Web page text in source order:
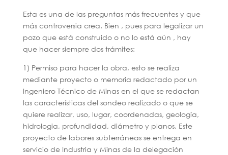
Esta es una de las preguntas más frecuentes y que
más controversia crea. Bien , pues para legalizar un
pozo que está construido o no lo está aún , hay
que hacer siempre dos trámites:
1) Permiso para hacer la obra, esto se realiza
mediante proyecto o memoria redactado por un
Ingeniero Técnico de Minas en el que se redactan
las características del sondeo realizado o que se
quiere realizar, uso, lugar, coordenadas, geología,
hidrologia, profundidad, diámetro y planos. Este
proyecto de labores subterráneas se entrega en
servicio de Industria y Minas de la delegación